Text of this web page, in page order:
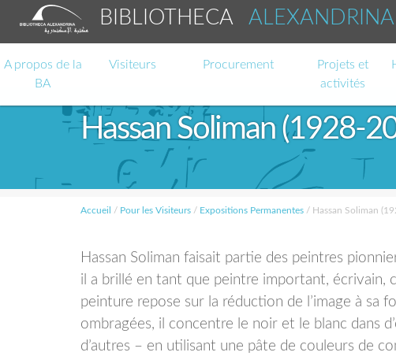
BIBLIOTHECA ALEXANDRINA
A propos de la
BA
Visiteurs Procurement
Projets et
activités
Hassan Soliman (1928-
Accueil / Pour les Visiteurs / Expositions Permanentes / Hassan Soliman
Hassan Soliman faisait partie des peintres
il a brillé en tant que peintre important, écrivain,
peinture repose sur la réduction de l’image à sa
ombragées, il concentre le noir et le blanc dans
d’autres – en utilisant une pâte de couleurs de